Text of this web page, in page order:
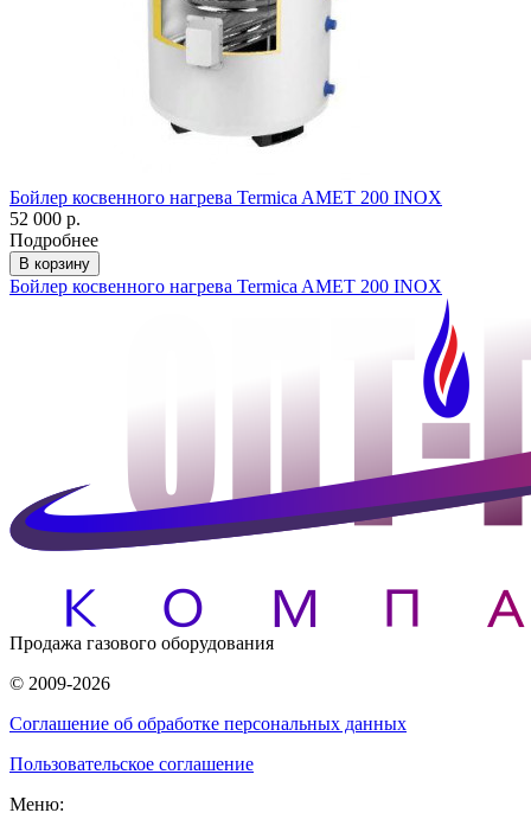
Бойлер косвенного нагрева Termica AMET 200 INOX
52 000 р.
Подробнее
В корзину
Бойлер косвенного нагрева Termica AMET 200 INOX
Продажа газового оборудования
© 2009-2026
Соглашение об обработке персональных данных
Пользовательское соглашение
Меню: